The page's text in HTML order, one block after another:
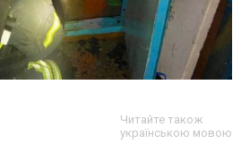
Читайте також
українською мовою